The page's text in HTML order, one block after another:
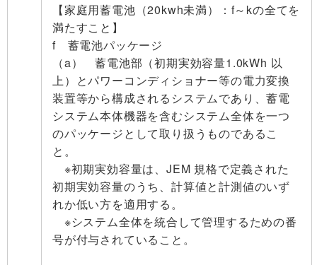
【家庭用蓄電池（20kwh未満）：f～kの全てを
満たすこと】
f 蓄電池パッケージ
（a） 蓄電池部（初期実効容量1.0kWh 以
上）とパワーコンディショナー等の電力変換
装置等から構成されるシステムであり、蓄電
システム本体機器を含むシステム全体を一つ
のパッケージとして取り扱うものであるこ
と。
※初期実効容量は、JEM 規格で定義された
初期実効容量のうち、計算値と計測値のいず
れか低い方を適用する。
※システム全体を統合して管理するための番
号が付与されていること。